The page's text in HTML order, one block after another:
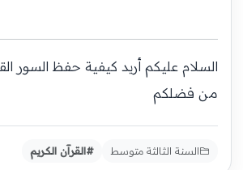
السلام عليكم أريد كيفية حفظ السور
من فضلكم
السنة الثالثة متوسط #القرآن الكريم